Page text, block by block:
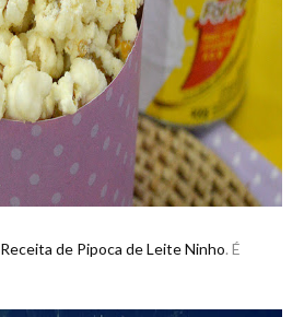
Receita de Pipoca de Leite Ninho. É